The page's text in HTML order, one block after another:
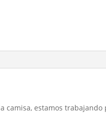
camisa, estamos